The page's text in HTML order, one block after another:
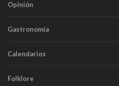
Opinión
Gastronomía
Calendarios
Folklore